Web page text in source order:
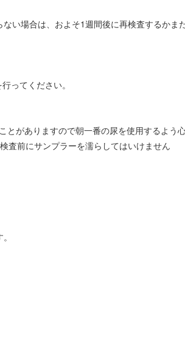
い場合は、およそ1週間後に再検査するかま
ってください。
がありますので朝一番の尿を使用するよう
査前にサンプラーを濡らしてはいけません